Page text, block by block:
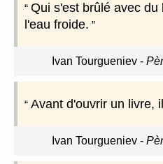
Qui s'est brûlé avec
l'eau froide.
Ivan Tourgueniev -
Avant d'ouvrir un livre,
Ivan Tourgueniev -